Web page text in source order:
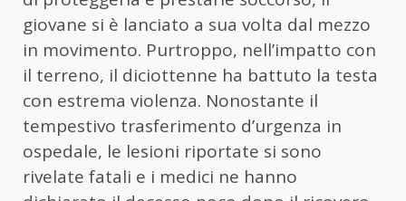
giovane si è lanciato a sua volta dal mezzo
in movimento. Purtroppo, nell’impatto con
il terreno, il diciottenne ha battuto la testa
con estrema violenza. Nonostante il
tempestivo trasferimento d’urgenza in
ospedale, le lesioni riportate si sono
rivelate fatali e i medici ne hanno